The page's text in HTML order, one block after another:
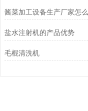
盐水注射机的产品优势
毛棍清洗机